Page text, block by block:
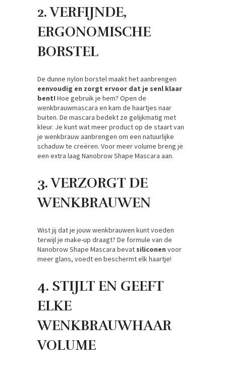
2. VERFIJNDE,
ERGONOMISCHE
BORSTEL
De dunne nylon borstel maakt het aanbrengen
eenvoudig en zorgt ervoor dat je senl klaar
bent! Hoe gebruik je hem? Open de
wenkbrauwmascara en kam de haartjes naar
buiten. De mascara bedekt ze gelijkmatig met
kleur. Je kunt wat meer product op de staart van
je wenkbrauw aanbrengen om een natuurlijke
schaduw te creëren. Voor meer volume breng je
een extra laag Nanobrow Shape Mascara aan.
3. VERZORGT DE
WENKBRAUWEN
Wist jij dat je jouw wenkbrauwen kunt voeden
terwijl je make-up draagt? De formule van de
Nanobrow Shape Mascara bevat siliconen voor
meer glans, voedt en beschermt elk haartje!
4. STIJLT EN GEEFT
ELKE
WENKBRAUWHAAR
VOLUME